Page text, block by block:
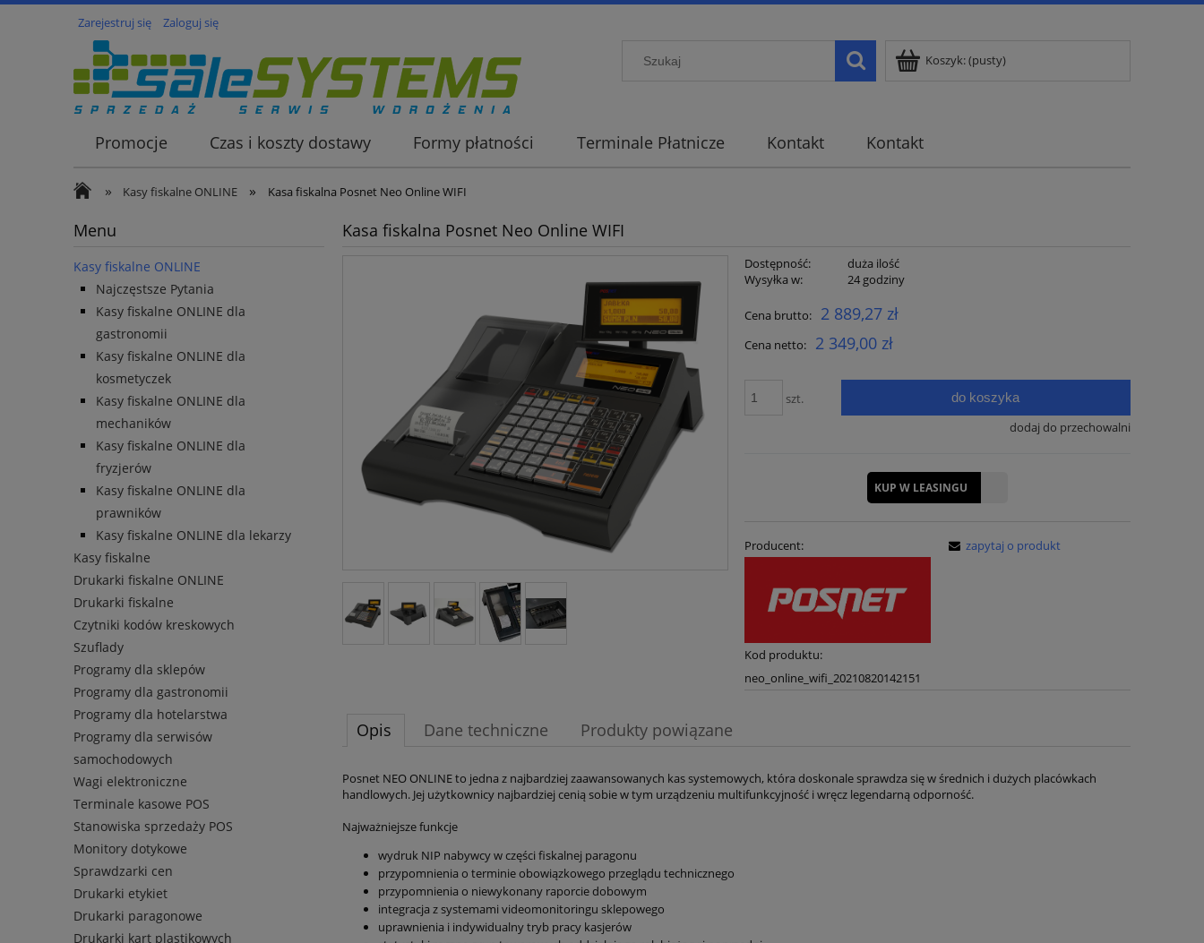
Zarejestruj się Zaloguj się
Koszyk:(pusty)
Promocje Czas i koszty dostawy Formy płatności Terminale Płatnicze Kontakt Kontakt
» Kasy fiskalne ONLINE » Kasa fiskalna Posnet Neo Online WIFI
Menu
Kasy fiskalne ONLINE
Najczęstsze Pytania
Kasy fiskalne ONLINE dla
gastronomii
Kasy fiskalne ONLINE dla
kosmetyczek
Kasy fiskalne ONLINE dla
mechaników
Kasy fiskalne ONLINE dla
fryzjerów
Kasy fiskalne ONLINE dla
prawników
Kasy fiskalne ONLINE dla lekarzy
Kasy fiskalne
Drukarki fiskalne ONLINE
Drukarki fiskalne
Czytniki kodów kreskowych
Szuflady
Programy dla sklepów
Programy dla gastronomii
Programy dla hotelarstwa
Programy dla serwisów
samochodowych
Wagi elektroniczne
Terminale kasowe POS
Stanowiska sprzedaży POS
Monitory dotykowe
Sprawdzarki cen
Drukarki etykiet
Drukarki paragonowe
Drukarki kart plastikowych
Kasa fiskalna Posnet Neo Online WIFI
Dostępność:
duża ilość
Wysyłka w:
24 godziny
Cena brutto: 2 889,27 zł
Cena netto: 2 349,00 zł
szt. do koszyka
dodaj do przechowalni
KUP W LEASINGU
Producent:
Kod produktu:
neo_online_wifi_20210820142151
zapytaj o produkt
Opis Dane techniczne Produkty powiązane
Posnet NEO ONLINE to jedna z najbardziej zaawansowanych kas systemowych, która doskonale sprawdza się w średnich i dużych placówkach
handlowych. Jej użytkownicy najbardziej cenią sobie w tym urządzeniu multifunkcyjność i wręcz legendarną odporność.
Najważniejsze funkcje
wydruk NIP nabywcy w części fiskalnej paragonu
przypomnienia o terminie obowiązkowego przeglądu technicznego
przypomnienia o niewykonany raporcie dobowym
integracja z systemami videomonitoringu sklepowego
uprawnienia i indywidualny tryb pracy kasjerów